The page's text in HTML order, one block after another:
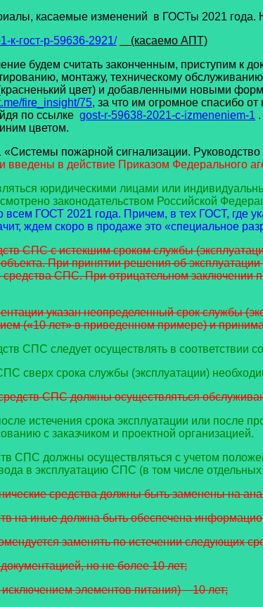
касаемые изменений в ГОСТы 2021 года.
к-гост-р-59636-2921/
(касаемо АПТ)
считать законченным, приступим к
монтажу, техническому
цвет) и добавленными новыми
fire_insight/75, за что им огромное спасибо
по ссылке gost-r-59638-2021-c-izmeneniem-1
цветом.
пожарной сигнализации.
введены в действие Приказом Федерального
юридическими лицами или
законодательством Российской
всем ГОСТ 2021 года. Причем, в тех ГОСТ, где
ждем скоро в продаже это «специальное
СПС с истекшим сроком службы
При принятии решения об
средства СПС. При отрицательном
указан неопределенный срок службы
(«10 лет» в приведенном примере) и
СПС следует осуществлять в соответствии
сверх срока службы (эксплуатации)
СПС должны осуществляться
истечения срока эксплуатации или после
с заказчиком и проектной организацией.
СПС должны осуществляться с учетом
в эксплуатацию СПС (в том числе
средства должны быть заменены на
на иные должна быть обеспечена
заменять по истечении следующих
но не более 10 лет;
элементов питания) – 10 лет;